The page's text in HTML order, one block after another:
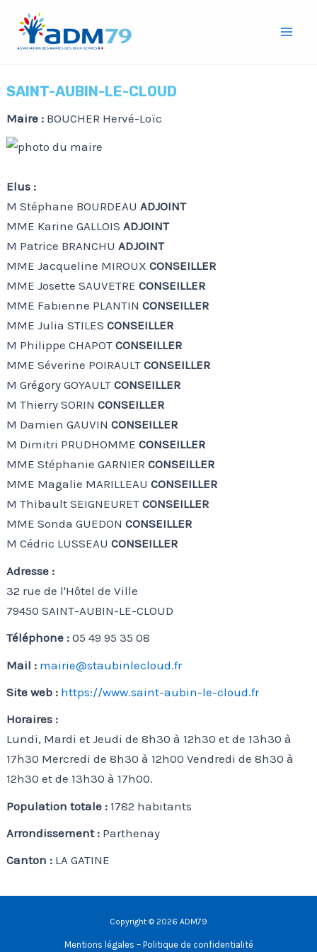
contenu
SAINT-AUBIN-LE-CLOUD
Maire : BOUCHER Hervé-Loïc
Elus :
M Stéphane BOURDEAUADJOINT
MME Karine GALLOISADJOINT
M Patrice BRANCHUADJOINT
MME Jacqueline MIROUXCONSEILLER
MME Josette SAUVETRECONSEILLER
MME Fabienne PLANTINCONSEILLER
MME Julia STILESCONSEILLER
M Philippe CHAPOTCONSEILLER
MME Séverine POIRAULTCONSEILLER
M Grégory GOYAULTCONSEILLER
M Thierry SORINCONSEILLER
M Damien GAUVINCONSEILLER
M Dimitri PRUDHOMMECONSEILLER
MME Stéphanie GARNIERCONSEILLER
MME Magalie MARILLEAUCONSEILLER
M Thibault SEIGNEURETCONSEILLER
MME Sonda GUEDONCONSEILLER
M Cédric LUSSEAUCONSEILLER
Adresse :
32 rue de l'Hôtel de Ville
79450 SAINT-AUBIN-LE-CLOUD
Téléphone :05 49 95 35 08
Mail : mairie@staubinlecloud.fr
Site web : https://www.saint-aubin-le-cloud.fr
Horaires :
Lundi, Mardi et Jeudi de 8h30 à 12h30 et de 13h30 à
17h30 Mercredi de 8h30 à 12h00 Vendredi de 8h30 à
12h30 et de 13h30 à 17h00.
Population totale : 1782 habitants
Arrondissement : Parthenay
Canton : LA GATINE
Copyright © 2026 ADM79
Mentions légales – Politique de confidentialité